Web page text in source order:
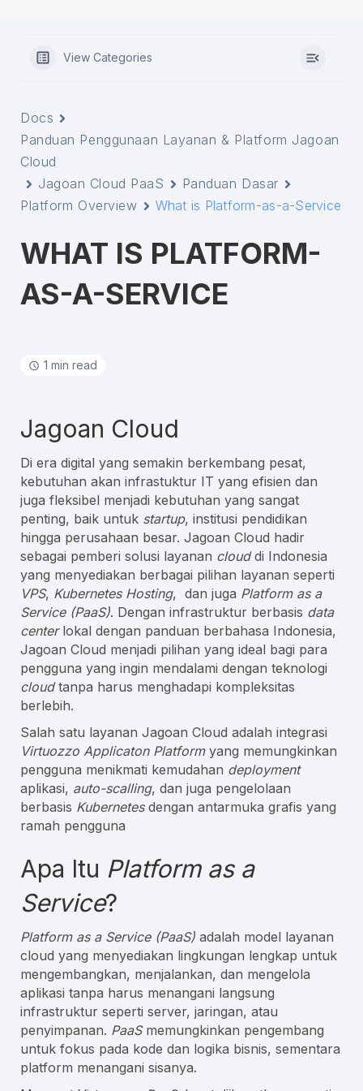
View Categories
Docs
Panduan Penggunaan Layanan & Platform Jagoan
Cloud
Jagoan Cloud PaaS
Panduan Dasar
Platform Overview
What is Platform-as-a-Service
WHAT IS PLATFORM-
AS-A-SERVICE
1 min read
Jagoan Cloud
Di era digital yang semakin berkembang pesat,
kebutuhan akan infrastuktur IT yang efisien dan
juga fleksibel menjadi kebutuhan yang sangat
penting, baik untuk startup, institusi pendidikan
hingga perusahaan besar. Jagoan Cloud hadir
sebagai pemberi solusi layanan clouddi Indonesia
yang menyediakan berbagai pilihan layanan seperti
VPS, Kubernetes Hosting, dan juga Platform as a
Service (PaaS). Dengan infrastruktur berbasis data
center lokal dengan panduan berbahasa Indonesia,
Jagoan Cloud menjadi pilihan yang ideal bagi para
pengguna yang ingin mendalami dengan teknologi
cloudtanpa harus menghadapi kompleksitas
berlebih.
Salah satu layanan Jagoan Cloud adalah integrasi
Virtuozzo Applicaton Platform yang memungkinkan
pengguna menikmati kemudahan deployment
aplikasi, auto-scalling, dan juga pengelolaan
berbasis Kubernetesdengan antarmuka grafis yang
ramah pengguna
Apa Itu Platform as a
Service?
Platform as a Service (PaaS) adalah model layanan
cloud yang menyediakan lingkungan lengkap untuk
mengembangkan, menjalankan, dan mengelola
aplikasi tanpa harus menangani langsung
infrastruktur seperti server, jaringan, atau
penyimpanan. PaaS memungkinkan pengembang
untuk fokus pada kode dan logika bisnis, sementara
platform menangani sisanya.